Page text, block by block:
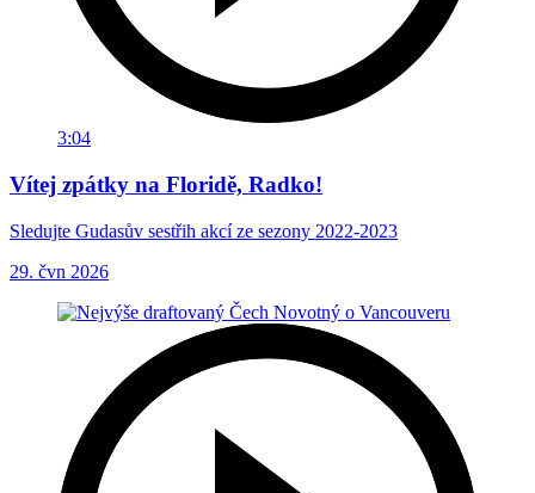
3:04
Vítej zpátky na Floridě, Radko!
Sledujte Gudasův sestřih akcí ze sezony 2022-2023
29. čvn 2026